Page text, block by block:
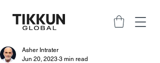
Asher Intrater
Jun 20, 2023 3 min read